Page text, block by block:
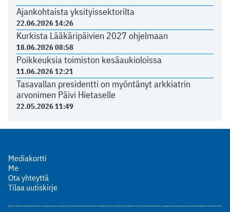
Ajankohtaista yksityissektorilta
22.06.2026 14:26
Kurkista Lääkäripäivien 2027 ohjelmaan
18.06.2026 08:58
Poikkeuksia toimiston kesäaukioloissa
11.06.2026 12:21
Tasavallan presidentti on myöntänyt arkkiatrin
arvonimen Päivi Hietaselle
22.05.2026 11:49
Mediakortti
Me
Ota yhteyttä
Tilaa uutiskirje